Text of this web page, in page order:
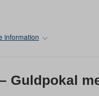
information
Guldpokal